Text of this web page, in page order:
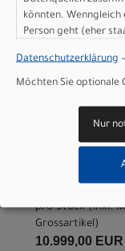
EVO
SILVER
Lieferbar in
Art.Nr. 95227-1202
pro Stück (inkl.
Grossartikel)
10.999,00 EUR
könnten. Wenngleich
Person geht (eher
sind wie bei uns in der
Datenschutzerklärung
Möchten Sie optionale
Nur